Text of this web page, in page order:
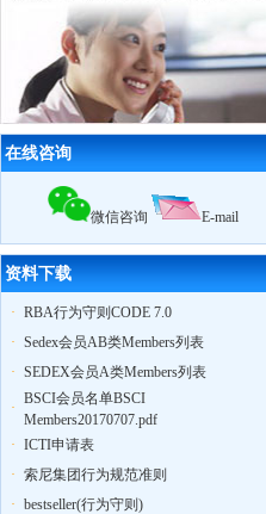
12月18日，苏州奥地特企业对厦门27
家外贸公司开展 BSCI认知培训公开课
扬州zy玩具ICTI 认证取得优异成绩
2010我公司业绩大幅增长,全年累计辅
导工厂达903家！
2011年3月，帮助83家工厂通过
（其中ICTI认证5家）
2011年4月，帮助75家工厂通过
EICC认证
2011年5月，帮助79家工厂通过
ICTI认证 2家, SA8000认证2家）
在线咨询
微信咨询 E-mail
资料下载
· RBA行为守则CODE 7.0
· Sedex会员AB类Members列表
· SEDEX会员A类Members列表
·
BSCI会员名单BSCI
Members20170707.pdf
· ICTI申请表
· 索尼集团行为规范准则
· bestseller(行为守则)